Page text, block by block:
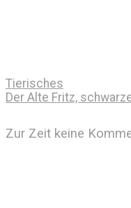
Tierisches
Der Alte Fritz,
Zur Zeit keine